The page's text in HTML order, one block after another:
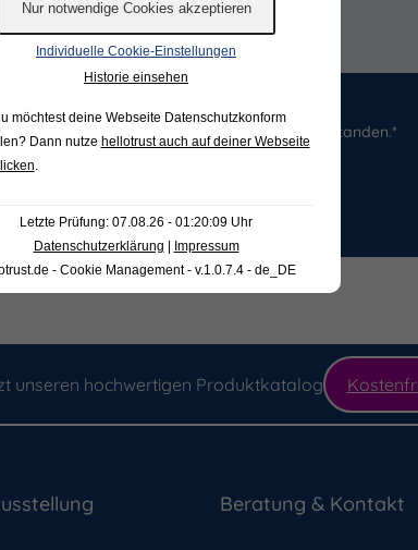
zum Datenschutz habe ich gelesen und verstanden.*
unseren hochwertigen Produktkatalog
Beratung & Kontakt
Individuelle Cookie-Einstellungen
Historie einsehen
möchtest deine Webseite Datenschutzkonform
Dann nutze hellotrust auch auf deiner Webseite
Letzte Prüfung: 07.08.26 - 01:20:09 Uhr
Datenschutzerklärung | Impressum
- Cookie Management - v.1.0.7.4 - de_DE